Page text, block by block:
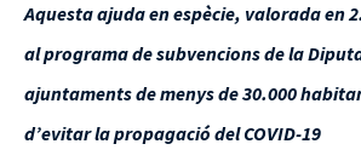
Aquesta ajuda en espècie, valorada en
al programa de subvencions de la
ajuntaments de menys de 30.000
d’evitar la propagació del COVID-19